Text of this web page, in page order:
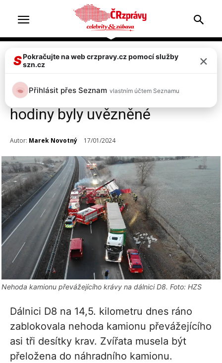
Doprava & nehody Top 2
Dálnici D8 ráno zablokovala
nehoda kamionu s krávami,
hodiny byly uvězněné
Autor: Marek Novotný 17/01/2024
Nehoda kamionu převážejícího krávy na dálnici D8. Foto: HZS
Dálnici D8 na 14,5. kilometru dnes ráno
zablokovala nehoda kamionu převážejícího
asi tři desítky krav. Zvířata musela být
přeložena do náhradního kamionu.
SPokračujte na web crzpravy.cz pomocí služby
szn.cz
×
Přihlásit přes Seznam vlastním účtem Seznamu